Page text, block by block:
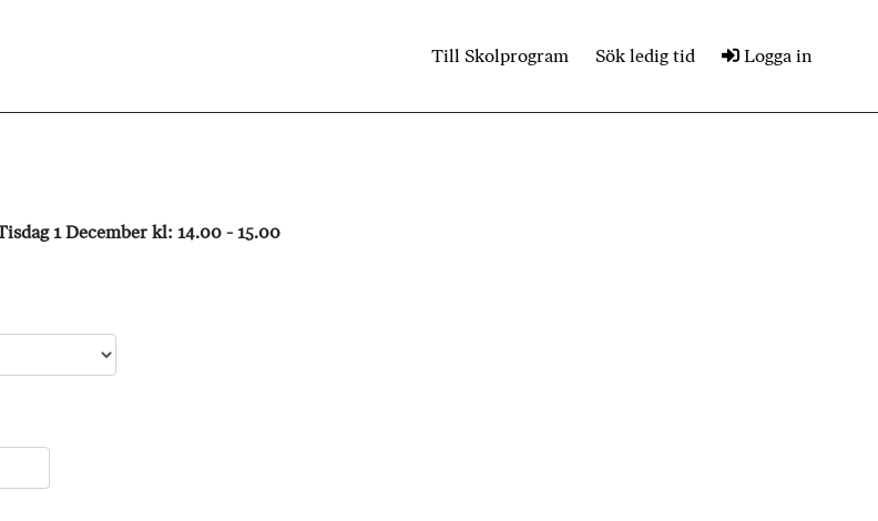
Till Skolprogram Sök ledig tid Logga in
1 December kl: 14.00 - 15.00